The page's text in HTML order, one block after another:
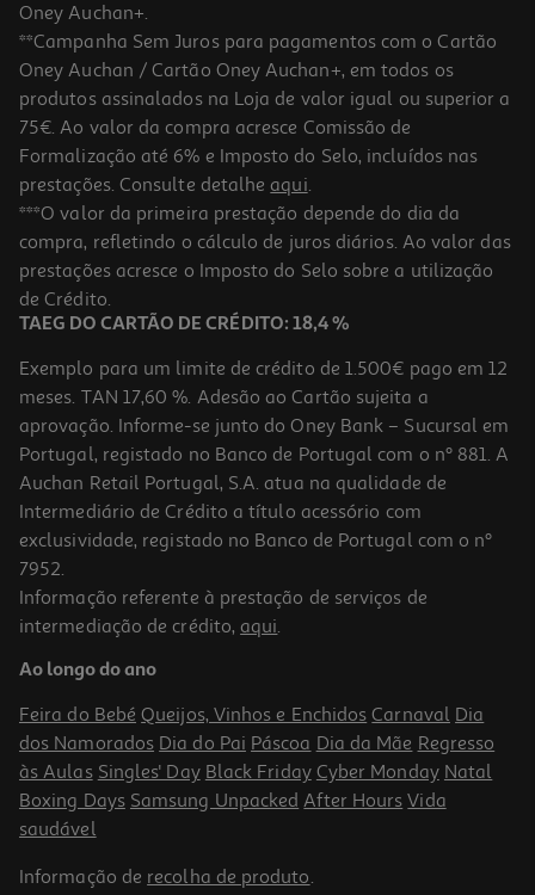
Oney Auchan+.
**Campanha Sem Juros para pagamentos com o Cartão
Oney Auchan / Cartão Oney Auchan+, em todos os
produtos assinalados na Loja de valor igual ou superior a
75€. Ao valor da compra acresce Comissão de
Formalização até 6% e Imposto do Selo, incluídos nas
prestações. Consulte detalhe aqui.
***O valor da primeira prestação depende do dia da
compra, refletindo o cálculo de juros diários. Ao valor das
prestações acresce o Imposto do Selo sobre a utilização
de Crédito.
TAEG DO CARTÃO DE CRÉDITO: 18,4 %
Exemplo para um limite de crédito de 1.500€ pago em 12
meses. TAN 17,60 %. Adesão ao Cartão sujeita a
aprovação. Informe-se junto do Oney Bank – Sucursal em
Portugal, registado no Banco de Portugal com o nº 881. A
Auchan Retail Portugal, S.A. atua na qualidade de
Intermediário de Crédito a título acessório com
exclusividade, registado no Banco de Portugal com o nº
7952.
Informação referente à prestação de serviços de
intermediação de crédito, aqui.
Ao longo do ano
Feira do Bebé Queijos, Vinhos e Enchidos Carnaval Dia
dos Namorados Dia do Pai Páscoa Dia da Mãe Regresso
às Aulas Singles' Day Black Friday Cyber Monday Natal
Boxing Days Samsung Unpacked After Hours Vida
saudável
Informação de recolha de produto.